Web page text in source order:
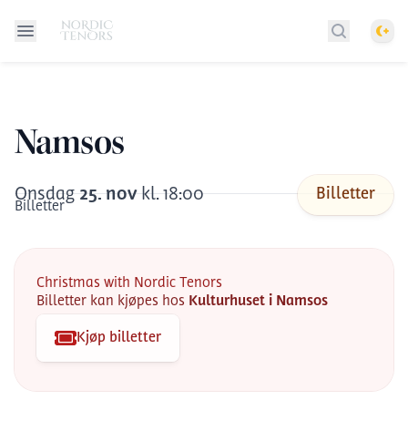
Søk etter
Namsos
Onsdag 25.nov kl.18:00 Billetter
Billetter
Christmas with Nordic Tenors
Billetter kan kjøpes hos Kulturhuset i Namsos
Kjøp billetter